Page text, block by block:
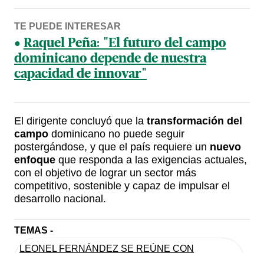
TE PUEDE INTERESAR
Raquel Peña: "El futuro del campo
dominicano depende de nuestra
capacidad de innovar"
El dirigente concluyó que la transformación del
campo dominicano no puede seguir
postergándose, y que el país requiere un nuevo
enfoque que responda a las exigencias actuales,
con el objetivo de lograr un sector más
competitivo, sostenible y capaz de impulsar el
desarrollo nacional.
TEMAS -
LEONEL FERNÁNDEZ SE REÚNE CON